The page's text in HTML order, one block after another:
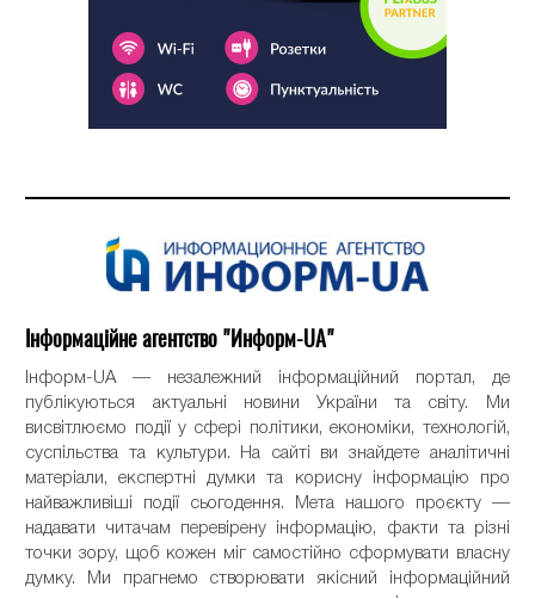
Інформаційне агентство "Информ-UA"
Інформ-UA — незалежний інформаційний портал, де
публікуються актуальні новини України та світу. Ми
висвітлюємо події у сфері політики, економіки, технологій,
суспільства та культури. На сайті ви знайдете аналітичні
матеріали, експертні думки та корисну інформацію про
найважливіші події сьогодення. Мета нашого проєкту —
надавати читачам перевірену інформацію, факти та різні
точки зору, щоб кожен міг самостійно сформувати власну
думку. Ми прагнемо створювати якісний інформаційний